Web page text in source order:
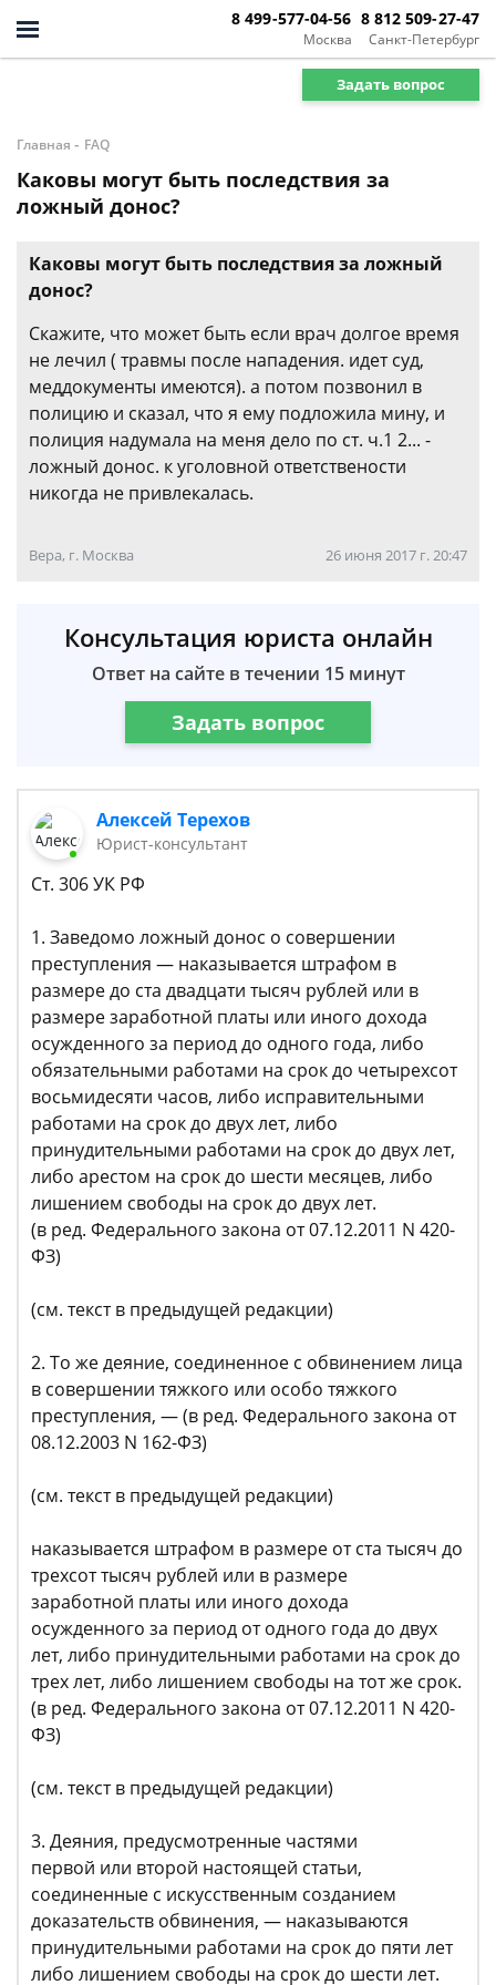
Москва
8 499-577-04-56
Санкт-Петербург
8 812 509-27-47
Задать вопрос
Главная - FAQ
Каковы могут быть последствия за
ложный донос?
Каковы могут быть последствия за ложный
донос?
Скажите, что может быть если врач долгое время
не лечил ( травмы после нападения. идет суд,
меддокументы имеются). а потом позвонил в
полицию и сказал, что я ему подложила мину, и
полиция надумала на меня дело по ст. ч.1 2... -
ложный донос. к уголовной ответствености
никогда не привлекалась.
Вера, г. Москва 26 июня 2017 г. 20:47
Консультация юриста онлайн
Ответ на сайте в течении 15 минут
Задать вопрос
Алексей Терехов
Юрист-консультант
Ст. 306 УК РФ
1. Заведомо ложный донос о совершении
преступления — наказывается штрафом в
размере до ста двадцати тысяч рублей или в
размере заработной платы или иного дохода
осужденного за период до одного года, либо
обязательными работами на срок до четырехсот
восьмидесяти часов, либо исправительными
работами на срок до двух лет, либо
принудительными работами на срок до двух лет,
либо арестом на срок до шести месяцев, либо
лишением свободы на срок до двух лет.
(в ред. Федерального закона от 07.12.2011 N 420-
ФЗ)
(см. текст в предыдущей редакции)
2. То же деяние, соединенное с обвинением лица
в совершении тяжкого или особо тяжкого
преступления, — (в ред. Федерального закона от
08.12.2003 N 162-ФЗ)
(см. текст в предыдущей редакции)
наказывается штрафом в размере от ста тысяч до
трехсот тысяч рублей или в размере
заработной платы или иного дохода
осужденного за период от одного года до двух
лет, либо принудительными работами на срок до
трех лет, либо лишением свободы на тот же срок.
(в ред. Федерального закона от 07.12.2011 N 420-
ФЗ)
(см. текст в предыдущей редакции)
3. Деяния, предусмотренные частями
первой или второй настоящей статьи,
соединенные с искусственным созданием
доказательств обвинения, — наказываются
принудительными работами на срок до пяти лет
либо лишением свободы на срок до шести лет.